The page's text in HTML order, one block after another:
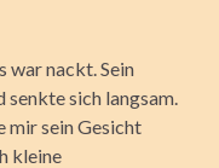
war nackt. Sein
sich langsam.
mir sein Gesicht
kleine